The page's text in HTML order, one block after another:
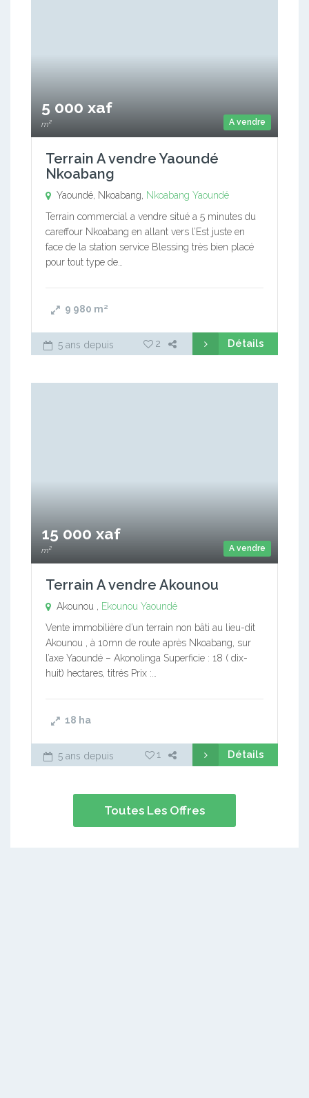
A vendre
5 000 xaf
m²
Terrain A vendre Yaoundé
Nkoabang
Yaoundé, Nkoabang, Nkoabang Yaoundé
Terrain commercial a vendre situé a 5 minutes du
careffour Nkoabang en allant vers l’Est juste en
face de la station service Blessing très bien placé
pour tout type de…
9 980 m²
5 ans depuis 2 Détails
A vendre
15 000 xaf
m²
Terrain A vendre Akounou
Akounou , Ekounou Yaoundé
Vente immobilière d’un terrain non bâti au lieu-dit
Akounou , à 10mn de route après Nkoabang, sur
l’axe Yaoundé – Akonolinga Superficie : 18 ( dix-
huit) hectares, titrés Prix :…
18 ha
5 ans depuis 1 Détails
Toutes Les Offres